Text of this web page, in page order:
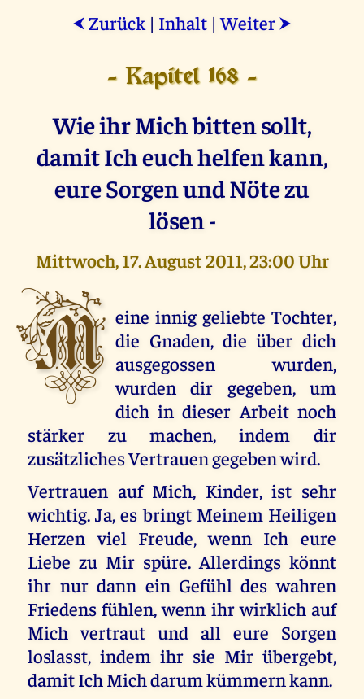
⮜ Zurück | Inhalt |Weiter ⮞
- Kapitel 168 -
Wie ihr Mich bitten sollt,
damit Ich euch helfen kann,
eure Sorgen und Nöte zu
lösen -
Mittwoch, 17. August 2011, 23:00 Uhr
M eine innig geliebte Tochter,
die Gnaden, die über dich
ausgegossen wurden,
wurden dir gegeben, um
dich in dieser Arbeit noch
stärker zu machen, indem dir
zusätzliches Vertrauen gegeben wird.
Vertrauen auf Mich, Kinder, ist sehr
wichtig. Ja, es bringt Meinem Heiligen
Herzen viel Freude, wenn Ich eure
Liebe zu Mir spüre. Allerdings könnt
ihr nur dann ein Gefühl des wahren
Friedens fühlen, wenn ihr wirklich auf
Mich vertraut und all eure Sorgen
loslasst, indem ihr sie Mir übergebt,
damit Ich Mich darum kümmern kann.